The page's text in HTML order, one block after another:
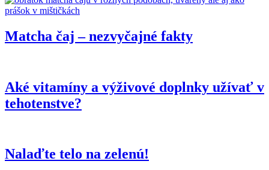
Matcha čaj – nezvyčajné fakty
Aké vitamíny a výživové doplnky užívať v
tehotenstve?
Nalaďte telo na zelenú!